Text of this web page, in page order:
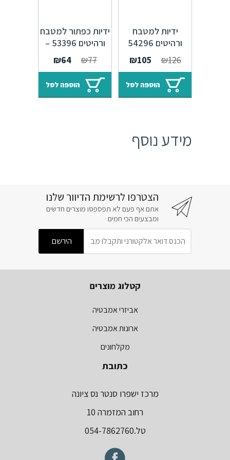
ידיות למטבח
ורהיטים 54296
מרחק ברגים 320
מ"מ ברזל עתיק
Base F22
₪126
המחיר
המקורי
היה:
₪126.
₪105
הנוכחי
הוא:
₪105.
הוספה לסל
ידיות כפתור למטבח
ורהיטים 53396 –
Banister
₪77
המחיר
המקורי
היה:
₪77.
₪64
הנוכחי
הוא:
₪64.
הוספה לסל
מידע נוסף
הצטרפו לרשימת הדיוור שלנו
אתם אף פעם לא תפספסו מוצרים חדשים
ומבצעים הכי חמים
קטלוג מוצרים
אביזרי אמבטיה
ארונות אמבטיה
מקלחונים
כתובת
מרכז ישפרו סנטר נס ציונה
רחוב המזמרה 10
טל.054-7862760